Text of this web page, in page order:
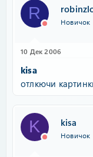
R Новичок
10 Дек 2006
kisa
отлкючи
K kisa
Новичок